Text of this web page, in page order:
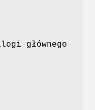
głównego